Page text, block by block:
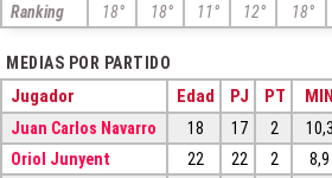
Ranking
18° 18° 11° 12° 18°
MEDIAS POR PARTIDO
Jugador Edad PJ PT MIN
Juan Carlos Navarro 18 17 2 10,3
Oriol Junyent
22 22 2 8,9